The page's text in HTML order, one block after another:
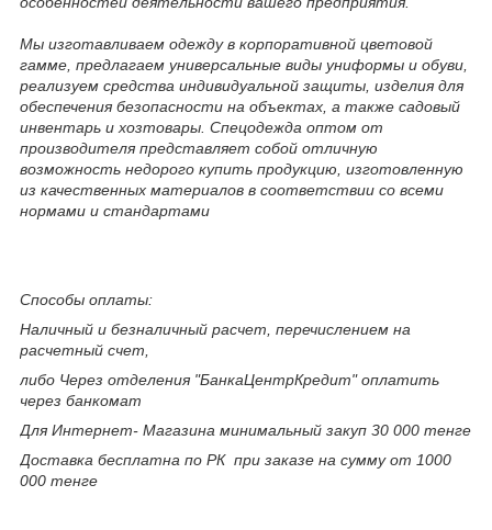
Мы изготавливаем одежду в корпоративной цветовой
гамме, предлагаем универсальные виды униформы и обуви,
реализуем средства индивидуальной защиты, изделия для
обеспечения безопасности на объектах, а также садовый
инвентарь и хозтовары. Спецодежда оптом от
производителя представляет собой отличную
возможность недорого купить продукцию, изготовленную
из качественных материалов в соответствии со всеми
нормами и стандартами
Способы оплаты:
Наличный и безналичный расчет, перечислением на
расчетный счет,
либо Через отделения "БанкаЦентрКредит" оплатить
через банкомат
Для Интернет- Магазина минимальный закуп 30 000 тенге
Доставка бесплатна по РК при заказе на сумму от 1000
000 тенге